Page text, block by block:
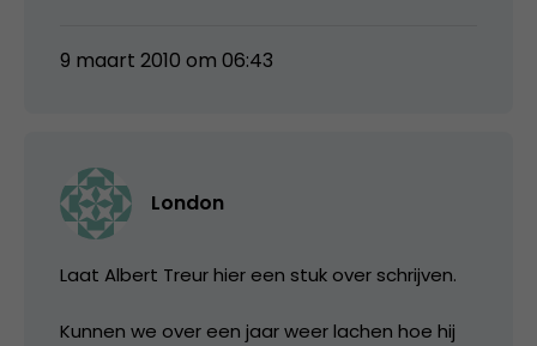
9 maart 2010 om 06:43
London
Laat Albert Treur hier een stuk over schrijven.
Kunnen we over een jaar weer lachen hoe hij